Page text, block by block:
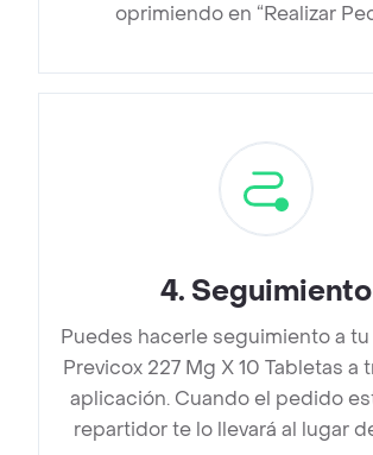
oprimiendo en “Realizar
4. Seguimiento
Puedes hacerle seguimiento a
Previcox 227 Mg X 10 Tabletas a
aplicación. Cuando el pedido
repartidor te lo llevará al lugar